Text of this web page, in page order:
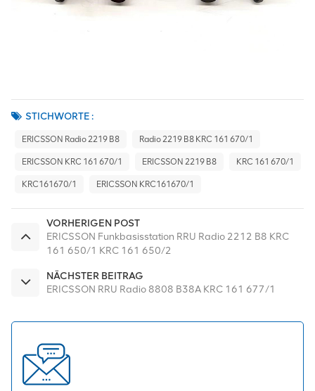
STICHWORTE :
ERICSSON Radio 2219 B8 Radio 2219 B8 KRC 161 670/1
ERICSSON KRC 161 670/1 ERICSSON 2219 B8 KRC 161 670/1
KRC161670/1 ERICSSON KRC161670/1
VORHERIGEN POST
ERICSSON Funkbasisstation RRU Radio 2212 B8 KRC
161 650/1 KRC 161 650/2
NÄCHSTER BEITRAG
ERICSSON RRU Radio 8808 B38A KRC 161 677/1